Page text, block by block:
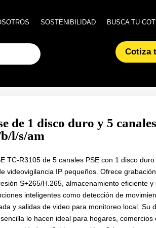
SOSTENIBILIDAD BUSCA TU
Cotiza
SOSTENIBILIDAD BUSCA TU
Cotiza
de 1 disco duro y 5
l/s/am
TC-R3105 de 5 canales PSE con 1 disco
videovigilancia IP pequeños. Ofrece
S+265/H.265, almacenamiento eficiente y
inteligentes como detección de
y salidas de video para monitoreo local. Su
lo hacen ideal para hogares, comercios